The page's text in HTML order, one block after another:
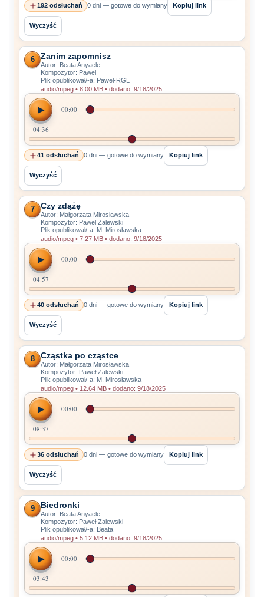
192 odsłuchań 0 dni — gotowe do wymiany Kopiuj link
Wyczyść
6 Zanim zapomnisz
Autor: Beata Anyaele
Kompozytor: Paweł
Plik opublikował/-a: Pawel-RGL
audio/mpeg • 8.00 MB • dodano: 9/18/2025
▶ 00:00
04:36
41 odsłuchań 0 dni — gotowe do wymiany Kopiuj link
Wyczyść
7 Czy zdążę
Autor: Małgorzata Mirosławska
Kompozytor: Paweł Zalewski
Plik opublikował/-a: M. Mirosławska
audio/mpeg • 7.27 MB • dodano: 9/18/2025
▶ 00:00
04:57
40 odsłuchań 0 dni — gotowe do wymiany Kopiuj link
Wyczyść
8 Cząstka po cząstce
Autor: Małgorzata Mirosławska
Kompozytor: Paweł Zalewski
Plik opublikował/-a: M. Mirosławska
audio/mpeg • 12.64 MB • dodano: 9/18/2025
▶ 00:00
08:37
36 odsłuchań 0 dni — gotowe do wymiany Kopiuj link
Wyczyść
9 Biedronki
Autor: Beata Anyaele
Kompozytor: Paweł Zalewski
Plik opublikował/-a: Beata
audio/mpeg • 5.12 MB • dodano: 9/18/2025
▶ 00:00
03:43